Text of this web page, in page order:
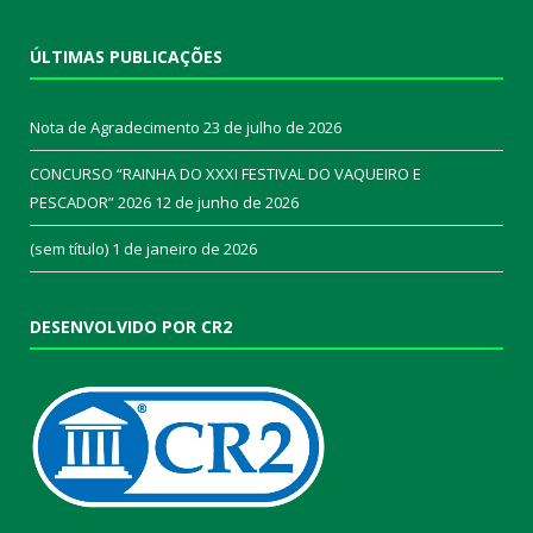
ÚLTIMAS PUBLICAÇÕES
Nota de Agradecimento 23 de julho de 2026
CONCURSO “RAINHA DO XXXI FESTIVAL DO VAQUEIRO E
PESCADOR” 2026 12 de junho de 2026
(sem título) 1 de janeiro de 2026
DESENVOLVIDO POR CR2